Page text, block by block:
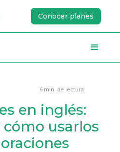
Conocer planes
6 min. de lectura
en inglés:
usarlos